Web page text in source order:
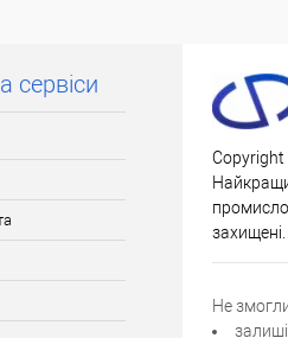
сервіси
Copyright
захищені.
Не